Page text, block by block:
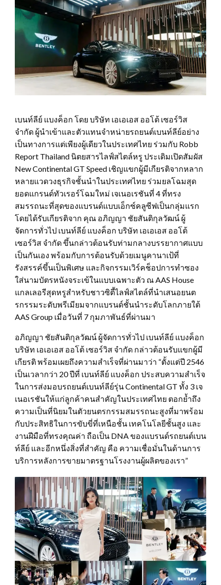
เบนท์ลีย์ แบงค็อก โดย บริษัท เอเอเอส ออโต้ เซอร์วิส
จำกัด ผู้นำเข้าและตัวแทนจำหน่ายรถยนต์เบนท์ลีย์อย่าง
เป็นทางการแต่เพียงผู้เดียวในประเทศไทย ร่วมกับ Robb
Report Thailand นิตยสารไลฟ์สไตล์หรู ประเดิมเปิดสัมผัส
New Continental GT Speed เชิญแขกผู้มีเกียรติจากหลาก
หลายแวดวงธุรกิจชั้นนำในประเทศไทย ร่วมยลโฉมสุด
ยอดแกรนด์ทัวเรอร์โฉมใหม่ เจเนอเรชันที่ 4 ที่ทรง
สมรรถนะที่สุดของแบรนด์แบบเอ็กซ์คลูซีฟเป็นกลุ่มแรก
โดยได้รับเกียรติจาก คุณ อภิญญา ชัยสันติกุลวัฒน์ ผู้
จัดการทั่วไป เบนท์ลีย์ แบงค็อก บริษัท เอเอเอส ออโต้
เซอร์วิส จำกัด ขึ้นกล่าวต้อนรับท่ามกลางบรรยากาศแบบ
เป็นกันเอง พร้อมกับการต้อนรับด้วยเมนูคานาเป้ที่
รังสรรค์ขึ้นเป็นพิเศษ และกิจกรรมเวิร์คช็อปการทำซอง
ใส่นามบัตรหนังจระเข้ในแบบเฉพาะตัว ณ AAS House
แกลเลอรีสุดหรูสำหรับชาวซิตี้ไลฟ์สไตล์ที่นำเสนอยนต
รกรรมระดับพรีเมียมจากแบรนด์ชั้นนำระดับโลกภายใต้
AAS Group เมื่อวันที่ 7 กุมภาพันธ์ที่ผ่านมา
อภิญญา ชัยสันติกุลวัฒน์ ผู้จัดการทั่วไป เบนท์ลีย์ แบงค็อก
บริษัท เอเอเอส ออโต้ เซอร์วิส จำกัด กล่าวต้อนรับแขกผู้มี
เกียรติ พร้อมเผยถึงความสำเร็จที่ผ่านมาว่า “ตั้งแต่ปี 2546
เป็นเวลากว่า 20 ปีที่ เบนท์ลีย์ แบงค็อก ประสบความสำเร็จ
ในการส่งมอบรถยนต์เบนท์ลีย์รุ่น Continental GT ทั้ง 3 เจ
เนอเรชันให้แก่ลูกค้าคนสำคัญในประเทศไทย ตอกย้ำถึง
ความเป็นที่นิยมในตัวยนตรกรรมสมรรถนะสูงที่มาพร้อม
กับประสิทธิในการขับขี่ที่เหนือชั้น เทคโนโลยีชั้นสูง และ
งานฝีมือที่ทรงคุณค่า ถือเป็น DNA ของแบรนด์รถยนต์เบน
ท์ลีย์ และอีกหนึ่งสิ่งที่สำคัญ คือ ความเชื่อมั่นในด้านการ
บริการหลังการขายมาตรฐานโรงงานผู้ผลิตของเรา”